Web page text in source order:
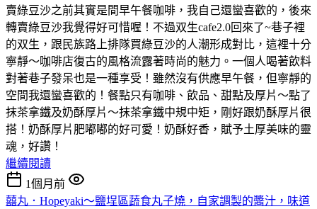
賣綠豆沙之前其實是間早午餐咖啡，我自己還蠻喜歡的，後來
轉賣綠豆沙我覺得好可惜喔！不過双生cafe2.0回來了~巷子裡
的双生，跟民族路上排隊買綠豆沙的人潮形成對比，這裡十分
寧靜～咖啡店復古的風格流露著時尚的魅力。一個人喝著飲料
對著巷子發呆也是一種享受！雖然沒有供應早午餐，但寧靜的
空間我還蠻喜歡的！餐點只有咖啡、飲品、甜點及厚片～點了
抹茶拿鐵及奶酥厚片～抹茶拿鐵中規中矩，剛好跟奶酥厚片很
搭！奶酥厚片肥嘟嘟的好可愛！奶酥好香，賦予土厚美味的靈
魂，好讚！
繼續閱讀
1個月前
囍丸．Hopeyaki～鹽埕區蔬食丸子燒，自家調製的醬汁，味道